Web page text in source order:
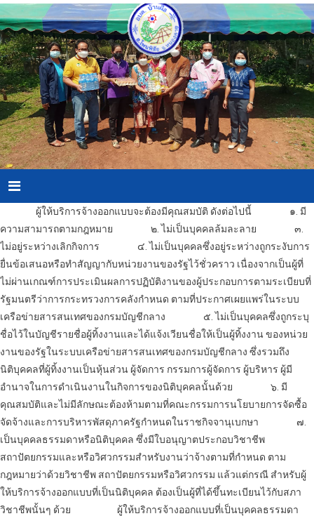
Skip
to
content
Menu
ผู้ให้บริการจ้างออกแบบจะต้องมีคุณสมบัติ ดังต่อไปนี้
๑. มี
ความสามารถตามกฎหมาย
๒. ไม่เป็นบุคคลล้มละลาย
๓.
ไม่อยู่ระหว่างเลิกกิจการ
๔. ไม่เป็นบุคคลซึ่งอยู่ระหว่างถูกระงับการ
ยื่นข้อเสนอหรือทำสัญญากับหน่วยงานของรัฐไว้ชั่วคราว เนื่องจากเป็นผู้ที่
ไม่ผ่านเกณฑ์การประเมินผลการปฏิบัติงานของผู้ประกอบการตามระเบียบที่
รัฐมนตรีว่าการกระทรวงการคลังกำหนด ตามที่ประกาศเผยแพร่ในระบบ
เครือข่ายสารสนเทศของกรมบัญชีกลาง
๕. ไม่เป็นบุคคลซึ่งถูกระบุ
ชื่อไว้ในบัญชีรายชื่อผู้ทิ้งงานและได้แจ้งเวียนชื่อให้เป็นผู้ทิ้งงาน ของหน่วย
งานของรัฐในระบบเครือข่ายสารสนเทศของกรมบัญชีกลาง ซึ่งรวมถึง
นิติบุคคลที่ผู้ทิ้งงานเป็นหุ้นส่วน ผู้จัดการ กรรมการผู้จัดการ ผู้บริหาร ผู้มี
อำนาจในการดำเนินงานในกิจการของนิติบุคคลนั้นด้วย
๖. มี
คุณสมบัติและไม่มีลักษณะต้องห้ามตามที่คณะกรรมการนโยบายการจัดซื้อ
จัดจ้างและการบริหารพัสดุภาครัฐกำหนดในราชกิจจานุเบกษา
๗.
เป็นบุคคลธรรมดาหรือนิติบุคคล ซึ่งมีใบอนุญาตประกอบวิชาชีพ
สถาปัตยกรรมและหรือวิศวกรรมสำหรับงานว่าจ้างตามที่กำหนด ตาม
กฎหมายว่าด้วยวิชาชีพ สถาปัตยกรรมหรือวิศวกรรม แล้วแต่กรณี สำหรับผู้
ให้บริการจ้างออกแบบที่เป็นนิติบุคคล ต้องเป็นผู้ที่ได้ขึ้นทะเบียนไว้กับสภา
วิชาชีพนั้นๆ ด้วย
ผู้ให้บริการจ้างออกแบบที่เป็นบุคคลธรรมดา